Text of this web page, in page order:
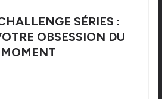
SÉRIES :
OBSESSION DU
MOMENT